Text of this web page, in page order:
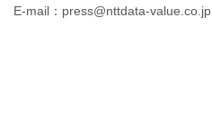
E-mail：press@nttdata-value.co.jp